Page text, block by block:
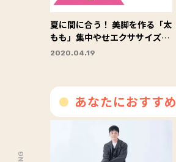
夏に間に合う！ 美脚を作る「太
もも」集中やせエクササイズ３
選
2020.04.19
あなたにおすすめ